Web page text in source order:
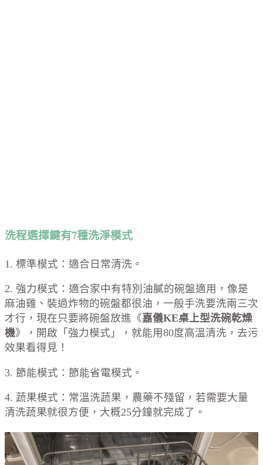
洗程選擇鍵有7種洗淨模式
1. 標準模式：適合日常清洗。
2. 強力模式：適合家中有特別油膩的碗盤適用，像是
麻油雞、裝過炸物的碗盤都很油，一般手洗要洗兩三次
才行，現在只要將碗盤放進《嘉儀KE桌上型洗碗乾燥
機》，開啟「強力模式」，就能用80度高溫清洗，去污
效果看得見！
3. 節能模式：節能省電模式。
4. 蔬果模式：常溫洗蔬果，農藥不殘留，若需要大量
清洗蔬果就很方便，大概25分鐘就完成了。